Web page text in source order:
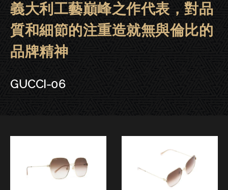
GUCCI眼鏡 | 晶華．東門．台中
義大利工藝巔峰之作代表，對品
質和細節的注重造就無與倫比的
品牌精神
GUCCI-06